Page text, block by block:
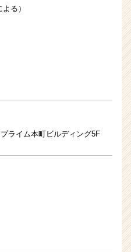
る）
ライム本町ビルディング5F